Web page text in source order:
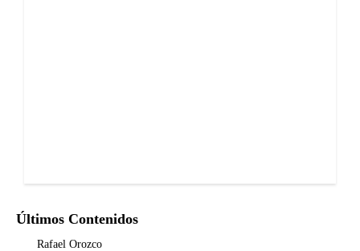
Últimos Contenidos
Rafael Orozco